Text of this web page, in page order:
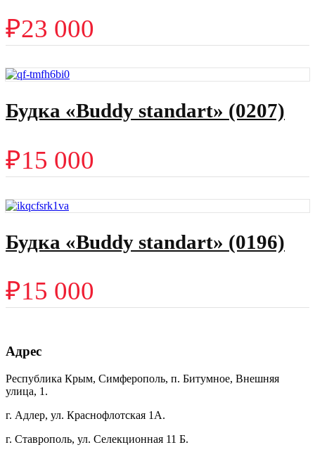
₽23 000
Будка «Buddy standart» (0207)
₽15 000
Будка «Buddy standart» (0196)
₽15 000
Адрес
Республика Крым, Симферополь, п. Битумное, Внешняя
улица, 1.
г. Адлер, ул. Краснофлотская 1А.
г. Ставрополь, ул. Селекционная 11 Б.